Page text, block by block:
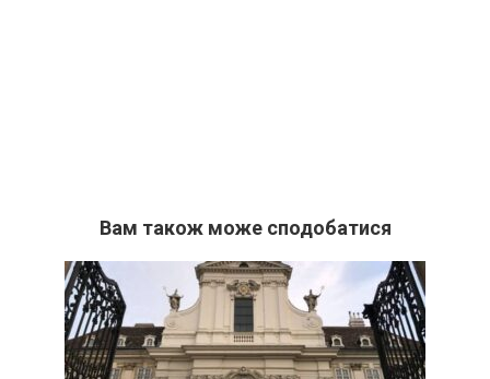
Вам також може сподобатися